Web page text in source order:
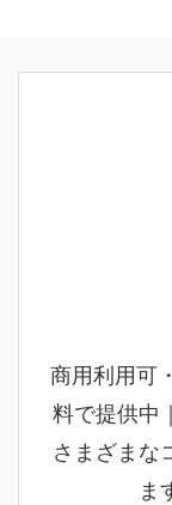
商用利用可
料で提供中
さまざまな
ま